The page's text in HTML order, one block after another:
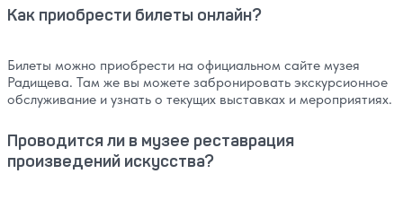
Как приобрести билеты онлайн?
Билеты можно приобрести на официальном сайте музея
Радищева. Там же вы можете забронировать экскурсионное
обслуживание и узнать о текущих выставках и мероприятиях.
Проводится ли в музее реставрация
произведений искусства?